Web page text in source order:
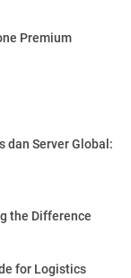
Premium
dan Server Global:
the Difference
for Logistics